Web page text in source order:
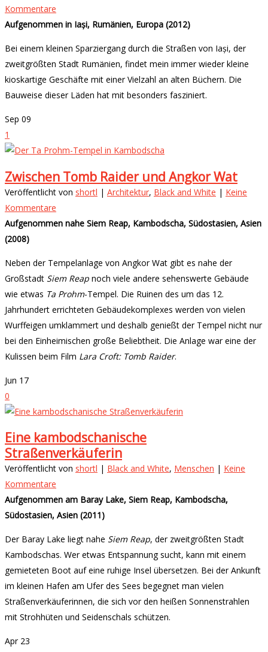
Kommentare
Aufgenommen in Iași, Rumänien, Europa (2012)
Bei einem kleinen Sparziergang durch die Straßen von Iași, der
zweitgrößten Stadt Rumänien, findet mein immer wieder kleine
kioskartige Geschäfte mit einer Vielzahl an alten Büchern. Die
Bauweise dieser Läden hat mit besonders fasziniert.
Sep 09
1
Zwischen Tomb Raider und Angkor Wat
Veröffentlicht von shortl | Architektur, Black and White | Keine
Kommentare
Aufgenommen nahe Siem Reap, Kambodscha, Südostasien, Asien
(2008)
Neben der Tempelanlage von Angkor Wat gibt es nahe der
Großstadt Siem Reap noch viele andere sehenswerte Gebäude
wie etwas Ta Prohm-Tempel. Die Ruinen des um das 12.
Jahrhundert errichteten Gebäudekomplexes werden von vielen
Wurffeigen umklammert und deshalb genießt der Tempel nicht nur
bei den Einheimischen große Beliebtheit. Die Anlage war eine der
Kulissen beim Film Lara Croft: Tomb Raider.
Jun 17
0
Eine kambodschanische
Straßenverkäuferin
Veröffentlicht von shortl | Black and White, Menschen | Keine
Kommentare
Aufgenommen am Baray Lake, Siem Reap, Kambodscha,
Südostasien, Asien (2011)
Der Baray Lake liegt nahe Siem Reap, der zweitgrößten Stadt
Kambodschas. Wer etwas Entspannung sucht, kann mit einem
gemieteten Boot auf eine ruhige Insel übersetzen. Bei der Ankunft
im kleinen Hafen am Ufer des Sees begegnet man vielen
Straßenverkäuferinnen, die sich vor den heißen Sonnenstrahlen
mit Strohhüten und Seidenschals schützen.
Apr 23